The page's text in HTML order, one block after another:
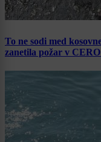
To ne sodi med
zanetila požar v